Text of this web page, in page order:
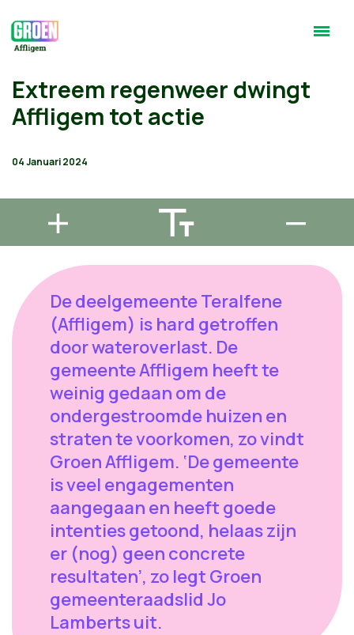
Extreem regenweer dwingt
Affligem tot actie
04 Januari 2024
De deelgemeente Teralfene
(Affligem) is hard getroffen
door wateroverlast. De
gemeente Affligem heeft te
weinig gedaan om de
ondergestroomde huizen en
straten te voorkomen, zo vindt
Groen Affligem. ‘De gemeente
is veel engagementen
aangegaan en heeft goede
intenties getoond, helaas zijn
er (nog) geen concrete
resultaten’, zo legt Groen
gemeenteraadslid Jo
Lamberts uit.